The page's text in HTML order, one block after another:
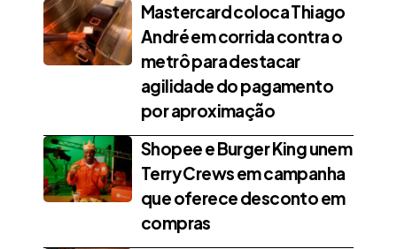
Mastercard coloca Thiago
André em corrida contra o
metrô para destacar
agilidade do pagamento
por aproximação
Shopee e Burger King unem
Terry Crews em campanha
que oferece desconto em
compras